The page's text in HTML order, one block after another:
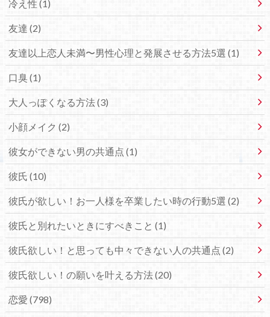
冷え性 (1)
友達 (2)
友達以上恋人未満〜男性心理と発展させる方法5選 (1)
口臭 (1)
大人っぽくなる方法 (3)
小顔メイク (2)
彼女ができない男の共通点 (1)
彼氏 (10)
彼氏が欲しい！お一人様を卒業したい時の行動5選 (2)
彼氏と別れたいときにすべきこと (1)
彼氏欲しい！と思っても中々できない人の共通点 (2)
彼氏欲しい！の願いを叶える方法 (20)
恋愛 (798)